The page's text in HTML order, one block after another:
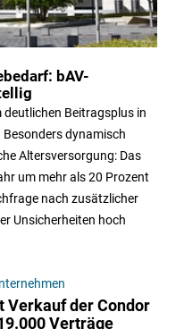
bAV-
deutlichen Beitragsplus in
dynamisch
Altersversorgung: Das
um mehr als 20 Prozent
nach zusätzlicher
Unsicherheiten hoch
Verkauf der Condor
Verträge